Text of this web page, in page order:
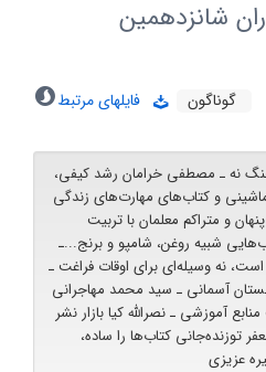
شانزدهمین
گوناگون
فایلهای مرتبط
نه ـ‌ مصطفی خرامان رشد کیفی،
و کتاب‌های مهارت‌های زندگی
و متراکم معلمان با تربیت
شبیه روغن، شامپو و برنج...ـ
نه وسیله‌ای برای اوقات فراغت ـ
آسمانی ـ سید محمد مهاجرانی
آموزشی ـ نصرالله کیا بازار نشر
توزنده‌جانی کتاب‌ها را ساده،
عزیزی